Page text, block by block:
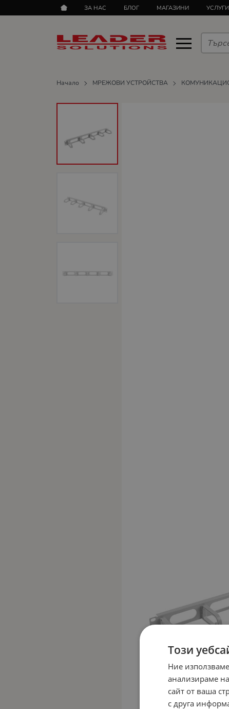
ЗА НАС БЛОГ МАГАЗИНИ УСЛУГИ
Начало МРЕЖОВИ УСТРОЙСТВА
Този
Ние
анализираме
сайт от ваша
с друга